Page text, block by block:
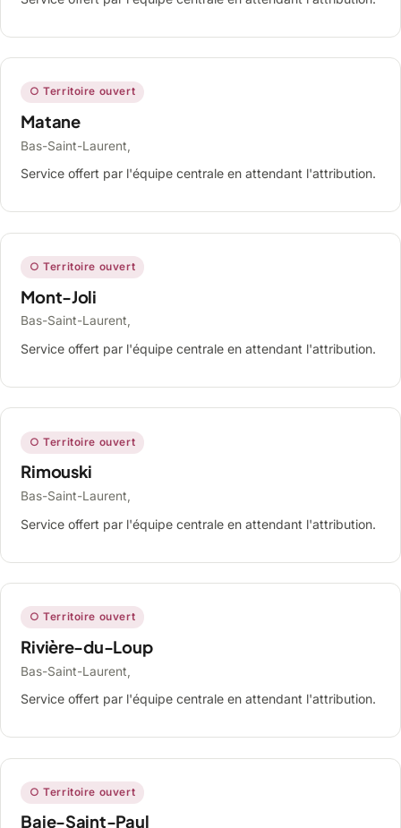
○ Territoire ouvert
Matane
Bas-Saint-Laurent,
Service offert par l'équipe centrale en attendant l'attribution.
○ Territoire ouvert
Mont-Joli
Bas-Saint-Laurent,
Service offert par l'équipe centrale en attendant l'attribution.
○ Territoire ouvert
Rimouski
Bas-Saint-Laurent,
Service offert par l'équipe centrale en attendant l'attribution.
○ Territoire ouvert
Rivière-du-Loup
Bas-Saint-Laurent,
Service offert par l'équipe centrale en attendant l'attribution.
○ Territoire ouvert
Baie-Saint-Paul